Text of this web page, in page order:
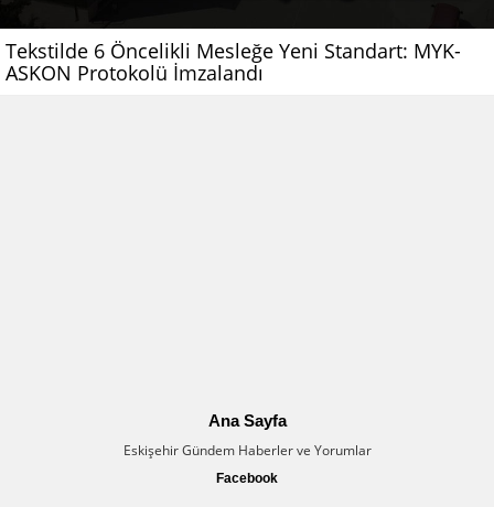
Tekstilde 6 Öncelikli Mesleğe Yeni Standart: MYK-
ASKON Protokolü İmzalandı
Ana Sayfa
Eskişehir Gündem Haberler ve Yorumlar
Facebook